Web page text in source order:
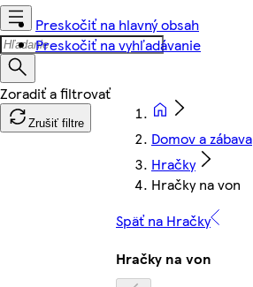
Preskočiť na hlavný obsah
Preskočiť na vyhľadávanie
Zrušiť filtre
Domov a zábava
Hračky
Hračky na von
Späť na Hračky
Hračky na von